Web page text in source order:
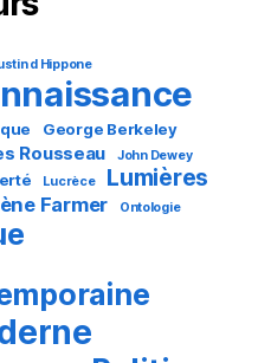
d Hippone
George Berkeley
Rousseau
John Dewey
Lucrèce Lumières
Farmer Ontologie